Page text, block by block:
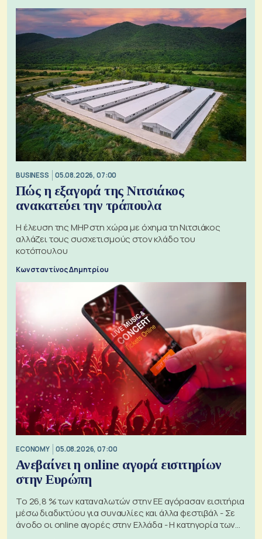
BUSINESS 05.08.2026, 07:00
Πώς η εξαγορά της Νιτσιάκος
ανακατεύει την τράπουλα
H έλευση της MHP στη χώρα με όχημα τη Νιτσιάκος
αλλάζει τους συσχετισμούς στον κλάδο του
κοτόπουλου
Κωνσταντίνος Δημητρίου
ECONOMY 05.08.2026, 07:00
Ανεβαίνει η online αγορά εισιτηρίων
στην Ευρώπη
Το 26,8 % των καταναλωτών στην ΕΕ αγόρασαν εισιτήρια
μέσω διαδικτύου για συναυλίες και άλλα φεστιβάλ - Σε
άνοδο οι online αγορές στην Ελλάδα - Η κατηγορία των